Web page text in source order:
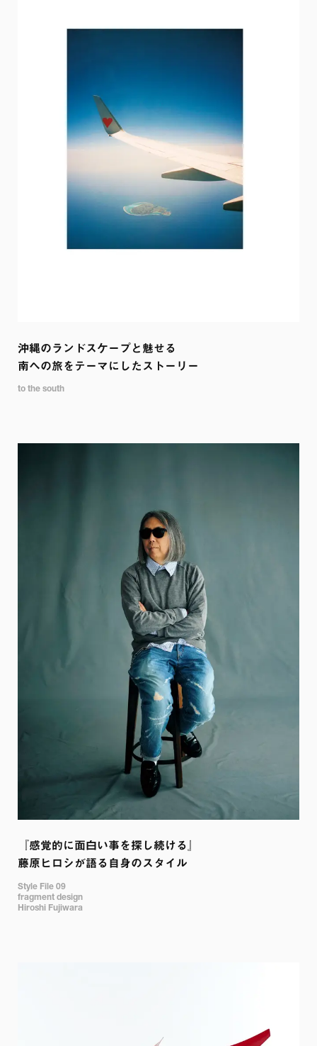
沖縄のランドスケープと魅せる
南への旅をテーマにしたストーリー
to the south
『感覚的に面白い事を探し続ける』
藤原ヒロシが語る自身のスタイル
Style File 09
fragment design
Hiroshi Fujiwara